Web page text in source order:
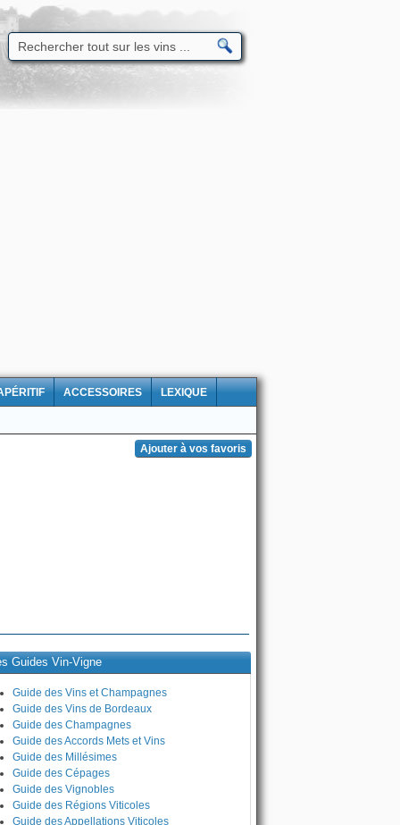
ACCESSOIRES LEXIQUE
Guides Vin-Vigne
Guide des Vins et Champagnes
Guide des Vins de Bordeaux
Guide des Champagnes
Guide des Accords Mets et Vins
Guide des Millésimes
Guide des Cépages
Guide des Vignobles
Guide des Régions Viticoles
Guide des Appellations Viticoles